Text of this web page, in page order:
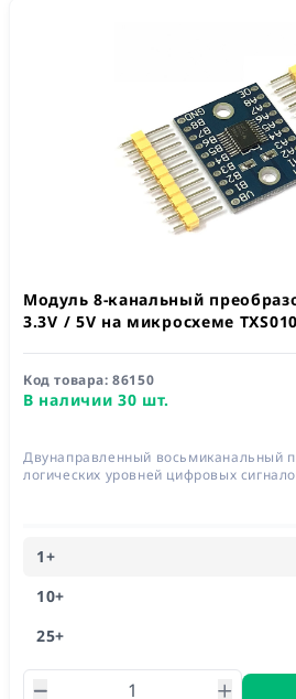
Модуль 8-канальный
3.3V / 5V на микросхеме
Код товара:86150
В наличии 30 шт.
Двунаправленный восьмиканальный
логических уровней цифровых
1+
10+
25+